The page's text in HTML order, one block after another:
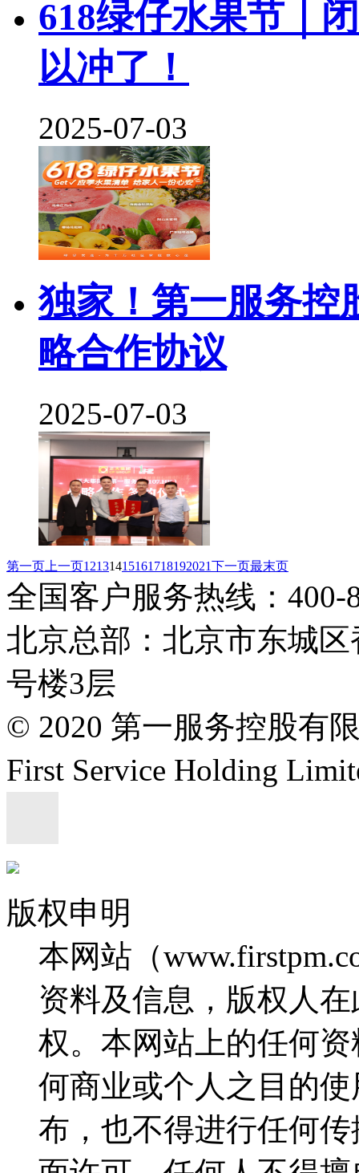
618绿仔水果节｜
以冲了！
2025-07-03
独家！第一服务控
略合作协议
2025-07-03
第一页 上一页12131415161718192021下一页最末页
全国客户服务热线：400-
北京总部：北京市东城
号楼3层
© 2020 第一服务控股有
First Service Holding
版权申明
本网站（
资料及信息，版权人
权。本网站上的任何
何商业或个人之目的
布，也不得进行任何